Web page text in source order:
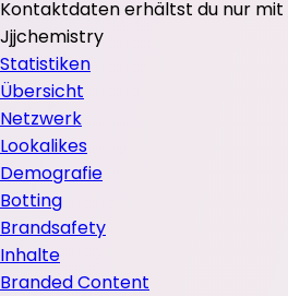
Kontaktdaten erhältst du nur mit
Jjjchemistry
Statistiken
Übersicht
Netzwerk
Lookalikes
Demografie
Botting
Brandsafety
Inhalte
Branded Content